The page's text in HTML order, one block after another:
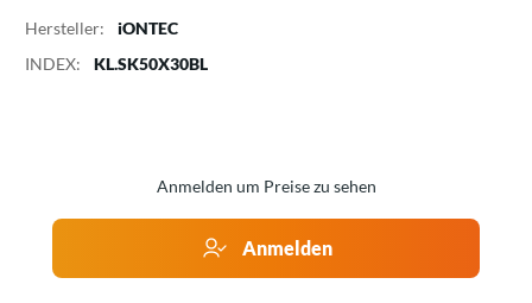
Hersteller:
iONTEC
INDEX:
KL.SK50X30BL
Anmelden um Preise zu sehen
Anmelden